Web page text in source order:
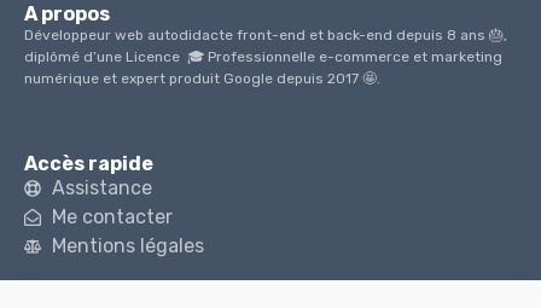
A propos
Développeur web autodidacte front-end et back-end depuis 8 ans 🎂,
diplômé d’une Licence 🎓 Professionnelle e-commerce et marketing
numérique et expert produit Google depuis 2017 🤩.
Accès rapide
Assistance
Me contacter
Mentions légales